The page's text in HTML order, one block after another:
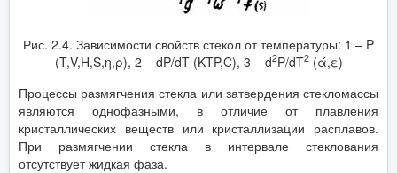
Рис. 2.4. Зависимости свойств стекол от температуры: 1 – P
(T,V,H,S,η,ρ), 2 – dP/dT (KTP,C), 3 – d2P/dT2(ά,ε)
Процессы размягчения стекла или затвердения стекломассы
являются однофазными, в отличие от плавления
кристаллических веществ или кристаллизации расплавов.
При размягчении стекла в интервале стеклования
отсутствует жидкая фаза.